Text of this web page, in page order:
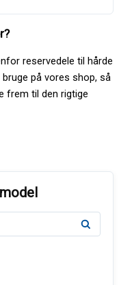
reservedele til hårde
på vores shop, så
frem til den rigtige